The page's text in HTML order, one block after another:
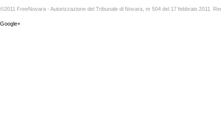
©2011 FreeNovara - Autorizzazione del Tribunale di Novara, nr 504 del 17 febbraio 2011.
Google+